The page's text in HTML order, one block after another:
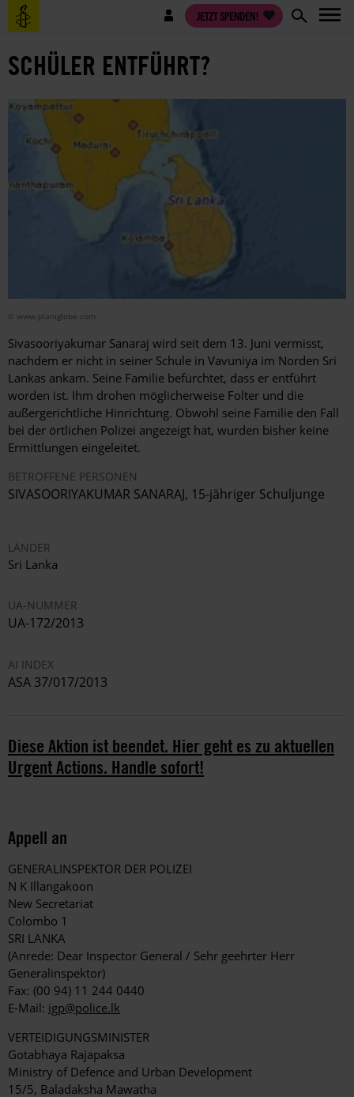
Direkt
zum
Benutzermenü JETZT SPENDEN!
SCHÜLER ENTFÜHRT?
© www.planiglobe.com
Sivasooriyakumar Sanaraj wird seit dem 13. Juni vermisst,
nachdem er nicht in seiner Schule in Vavuniya im Norden Sri
Lankas ankam. Seine Familie befürchtet, dass er entführt
worden ist. Ihm drohen möglicherweise Folter und die
außergerichtliche Hinrichtung. Obwohl seine Familie den Fall
bei der örtlichen Polizei angezeigt hat, wurden bisher keine
Ermittlungen eingeleitet.
BETROFFENE PERSONEN
SIVASOORIYAKUMAR SANARAJ, 15-jähriger Schuljunge
LÄNDER
Sri Lanka
UA-NUMMER
UA-172/2013
AI INDEX
ASA 37/017/2013
Diese Aktion ist beendet. Hier geht es zu aktuellen
Urgent Actions. Handle sofort!
Appell an
GENERALINSPEKTOR DER POLIZEI
N K Illangakoon
New Secretariat
Colombo 1
SRI LANKA
(Anrede: Dear Inspector General / Sehr geehrter Herr
Generalinspektor)
Fax: (00 94) 11 244 0440
E-Mail: igp@police.lk
VERTEIDIGUNGSMINISTER
Gotabhaya Rajapaksa
Ministry of Defence and Urban Development
15/5, Baladaksha Mawatha